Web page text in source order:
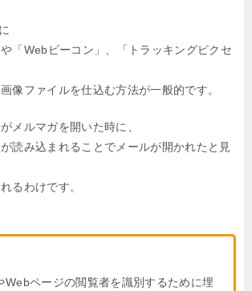
や「Webビーコン」、「トラッキングピクセ
像ファイルを仕込む方法が一般的です。
メルマガを開いた時に、
読み込まれることでメールが開かれたと見
るわけです。
Webページの閲覧者を識別するために埋